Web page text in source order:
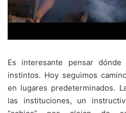
Es interesante pensar
instintos. Hoy seguimos
en lugares predeterminados.
las instituciones, un